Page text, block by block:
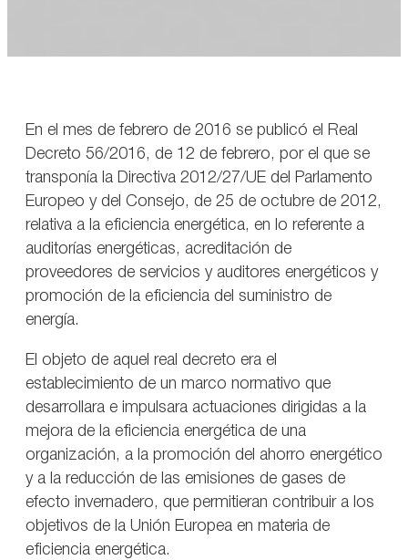
En el mes de febrero de 2016 se publicó el Real
Decreto 56/2016, de 12 de febrero, por el que se
transponía la Directiva 2012/27/UE del Parlamento
Europeo y del Consejo, de 25 de octubre de 2012,
relativa a la eficiencia energética, en lo referente a
auditorías energéticas, acreditación de
proveedores de servicios y auditores energéticos y
promoción de la eficiencia del suministro de
energía.
El objeto de aquel real decreto era el
establecimiento de un marco normativo que
desarrollara e impulsara actuaciones dirigidas a la
mejora de la eficiencia energética de una
organización, a la promoción del ahorro energético
y a la reducción de las emisiones de gases de
efecto invernadero, que permitieran contribuir a los
objetivos de la Unión Europea en materia de
eficiencia energética.